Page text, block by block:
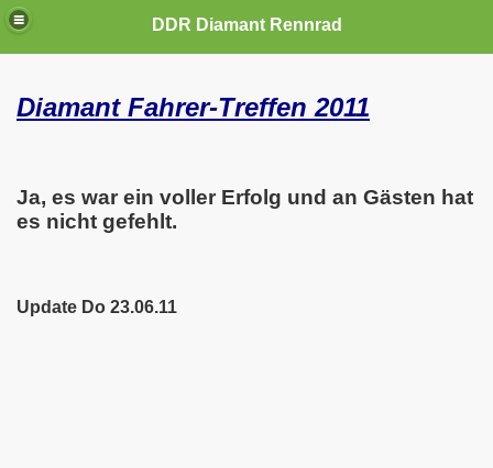
DDR Diamant Rennrad
Diamant Fahrer-Treffen 2011
Ja, es war ein voller Erfolg und an Gästen hat
es nicht gefehlt.
Update Do 23.06.11